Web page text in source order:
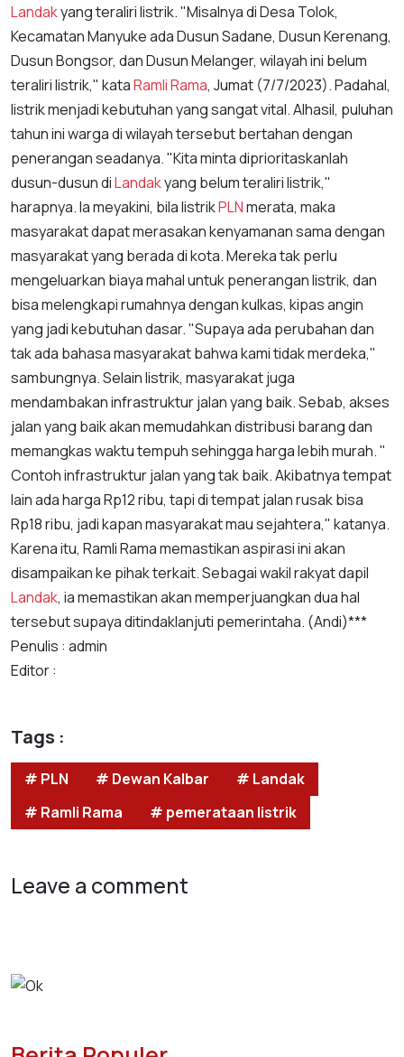
Landakyang teraliri listrik. "Misalnya di Desa Tolok,
Kecamatan Manyuke ada Dusun Sadane, Dusun Kerenang,
Dusun Bongsor, dan Dusun Melanger, wilayah ini belum
teraliri listrik," kataRamli Rama, Jumat (7/7/2023). Padahal,
listrik menjadi kebutuhan yang sangat vital. Alhasil, puluhan
tahun ini warga di wilayah tersebut bertahan dengan
penerangan seadanya. "Kita minta diprioritaskanlah
dusun-dusun diLandakyang belum teraliri listrik,"
harapnya. Ia meyakini, bila listrikPLNmerata, maka
masyarakat dapat merasakan kenyamanan sama dengan
masyarakat yang berada di kota. Mereka tak perlu
mengeluarkan biaya mahal untuk penerangan listrik, dan
bisa melengkapi rumahnya dengan kulkas, kipas angin
yang jadi kebutuhan dasar. "Supaya ada perubahan dan
tak ada bahasa masyarakat bahwa kami tidak merdeka,"
sambungnya. Selain listrik, masyarakat juga
mendambakan infrastruktur jalan yang baik. Sebab, akses
jalan yang baik akan memudahkan distribusi barang dan
memangkas waktu tempuh sehingga harga lebih murah. "
Contoh infrastruktur jalan yang tak baik. Akibatnya tempat
lain ada harga Rp12 ribu, tapi di tempat jalan rusak bisa
Rp18 ribu, jadi kapan masyarakat mau sejahtera," katanya.
Karena itu, Ramli Rama memastikan aspirasi ini akan
disampaikan ke pihak terkait. Sebagai wakil rakyat dapil
Landak, ia memastikan akan memperjuangkan dua hal
tersebut supaya ditindaklanjuti pemerintaha. (Andi)***
Penulis : admin
Editor :
Tags :
# PLN # Dewan Kalbar
# Landak
# Ramli Rama
# pemerataan listrik
Leave a comment